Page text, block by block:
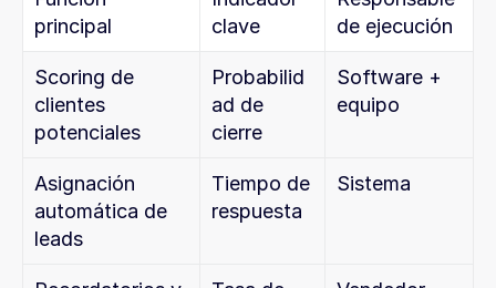
principal
clave
de ejecución
Scoring de
clientes
potenciales
Probabilid
ad de
cierre
Software +
equipo
Asignación
automática de
leads
Tiempo de
respuesta
Sistema